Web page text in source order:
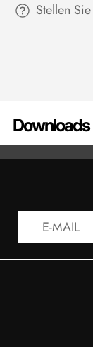
Stellen
Downloads